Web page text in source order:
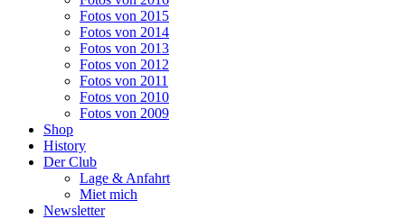
Fotos von 2015
Fotos von 2014
Fotos von 2013
Fotos von 2012
Fotos von 2011
Fotos von 2010
Fotos von 2009
Shop
History
Der Club
Lage & Anfahrt
Miet mich
Newsletter